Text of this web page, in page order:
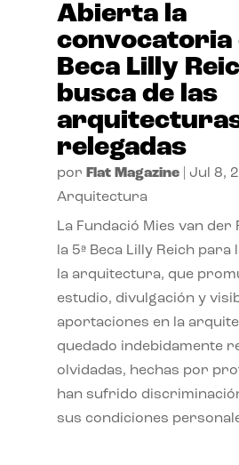
Abierta la
convocatoria
Beca Lilly
busca de las
relegadas
por Flat Magazine| Jul 8,
Arquitectura
La Fundació Mies van der
la 5ª Beca Lilly Reich para
la arquitectura, que
estudio, divulgación y
aportaciones en la
quedado indebidamente
olvidadas, hechas por
han sufrido
sus condiciones